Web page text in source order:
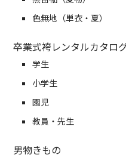
色無地（単衣・夏）
卒業式袴レンタルカタロ
学生
小学生
園児
教員・先生
男物きもの